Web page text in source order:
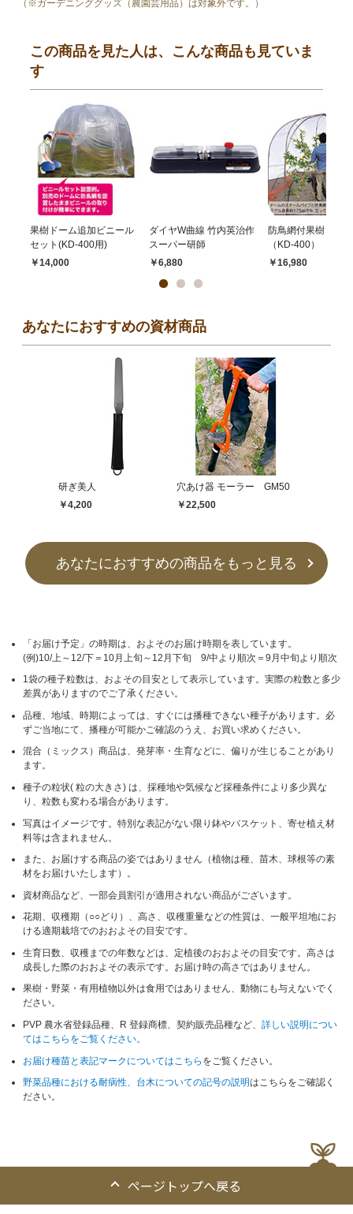
（※ガーデニンググッズ（農園芸用品）は対象外です。）
この商品を見た人は、こんな商品も見ていま
す
果樹ドーム追加ビニール
セット(KD-400用)
￥14,000
ダイヤW曲線 竹内英治作
スーパー研師
￥6,880
防鳥網付果樹ドーム
（KD-400）
￥16,980
あなたにおすすめの資材商品
研ぎ美人
￥4,200
穴あけ器 モーラー GM50
￥22,500
あなたにおすすめの商品をもっと見る
「お届け予定」の時期は、およそのお届け時期を表しています。
(例)10/上～12/下＝10月上旬～12月下旬 9/中より順次＝9月中旬より順次
1袋の種子粒数は、およその目安として表示しています。実際の粒数と多少
差異がありますのでご了承ください。
品種、地域、時期によっては、すぐには播種できない種子があります。必
ずご当地にて、播種が可能かご確認のうえ、お買い求めください。
混合（ミックス）商品は、発芽率・生育などに、偏りが生じることがあり
ます。
種子の粒状( 粒の大きさ) は、採種地や気候など採種条件により多少異な
り、粒数も変わる場合があります。
写真はイメージです。特別な表記がない限り鉢やバスケット、寄せ植え材
料等は含まれません。
また、お届けする商品の姿ではありません（植物は種、苗木、球根等の素
材をお届けいたします）。
資材商品など、一部会員割引が適用されない商品がございます。
花期、収穫期（○○どり）、高さ、収穫重量などの性質は、一般平坦地にお
ける適期栽培でのおおよその目安です。
生育日数、収穫までの年数などは、定植後のおおよその目安です。高さは
成長した際のおおよその表示です。お届け時の高さではありません。
果樹・野菜・有用植物以外は食用ではありません、動物にも与えないでく
ださい。
PVP 農水省登録品種、R 登録商標、契約販売品種など、詳しい説明につい
てはこちらをご覧ください。
お届け種苗と表記マークについてはこちら をご覧ください。
野菜品種における耐病性、台木についての記号の説明はこちらをご確認く
ださい。
ページトップへ戻る